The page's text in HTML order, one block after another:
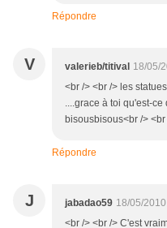
Répondre
V valerieb/titival 18/05/
<br /> <br /> les
....grace à toi qu'est-
bisousbisous<br />
Répondre
J jabadao59 18/05/
<br /> <br /> C'est